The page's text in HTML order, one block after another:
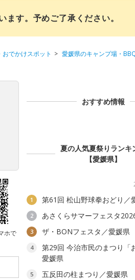
す。予めご了承ください。
でかけスポット
愛媛県のキャンプ場・
ホで
おすすめ情報
夏の人気夏祭りランキ
【愛媛県】
1 第61回 松山野球拳おどり／
2 あさくらサマーフェスタ
3 ザ・BONフェスタ／愛媛県
4
第29回 今治市民のまつり「
愛媛県
5
五反田の柱まつり／愛媛県